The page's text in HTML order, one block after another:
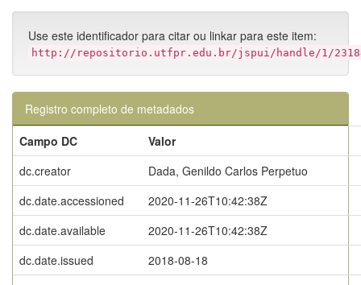
Use este identificador para citar ou linkar para este item:
http://repositorio.utfpr.edu.br/jspui/handle/1/
Registro completo de metadados
Campo DC
Valor
dc.creator
Dada, Genildo Carlos Perpetuo
dc.date.accessioned
2020-11-26T10:42:38Z
dc.date.available
2020-11-26T10:42:38Z
dc.date.issued
2018-08-18